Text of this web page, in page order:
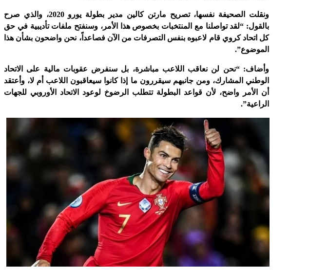
ونقلت الصحيفة نفسها، تصريح مارتن كالين مدير بطولة يورو 2020، والذي صرح
بالقول: “لقد تواصلنا مع المنتخبات بخصوص هذا الأمر، وسنفتح ملفات تأديبية في حق
كل اتحاد كروي قام لاعبوه بنفس التصرفات من الآن فصاعداً، نحن واضحون بشأن هذا
الموضوع”.
وأضاف: “نحن لن نعاقب اللاعب مباشرة، بل سنفرض عقوبات مالية على الاتحاد
الوطني المشارك، ومن جانبهم سيقررون ما إذا كانوا سيعاقبون اللاعب أم لا، وأعتقد
أن الأمر واضح، لأن قواعد البطولة تتطلب الرضوخ لوعود الاتحاد الأوروبي للجهات
الراعية”.